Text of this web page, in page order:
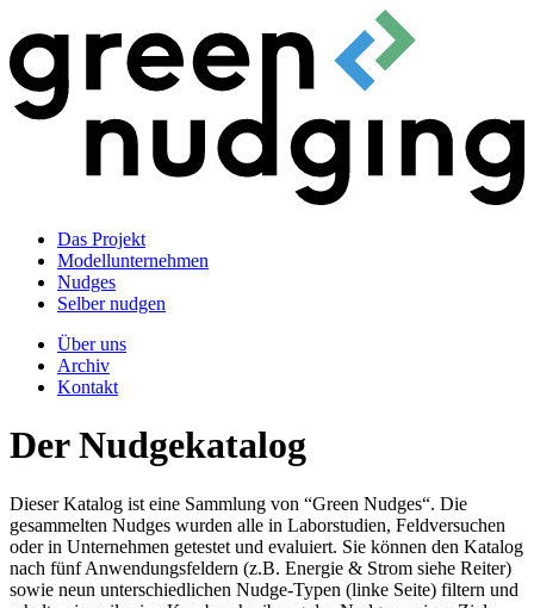
Das Projekt
Modellunternehmen
Nudges
Selber nudgen
Über uns
Archiv
Kontakt
Der Nudgekatalog
Dieser Katalog ist eine Sammlung von “Green Nudges“. Die
gesammelten Nudges wurden alle in Laborstudien, Feldversuchen
oder in Unternehmen getestet und evaluiert. Sie können den Katalog
nach fünf Anwendungsfeldern (z.B. Energie & Strom siehe Reiter)
sowie neun unterschiedlichen Nudge-Typen (linke Seite) filtern und